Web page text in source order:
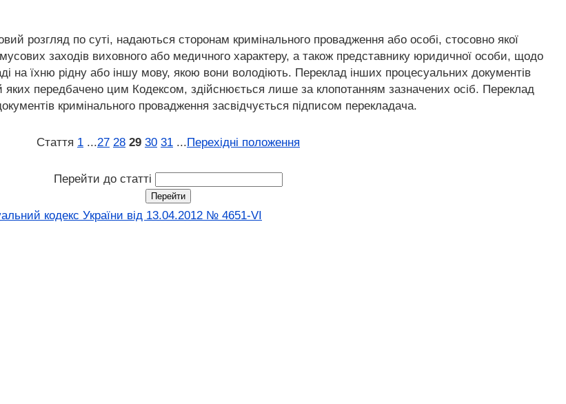
розгляд по суті, надаються сторонам кримінального провадження або особі, стосовно якої
заходів виховного або медичного характеру, а також представнику юридичної особи, щодо
на їхню рідну або іншу мову, якою вони володіють. Переклад інших процесуальних документів
яких передбачено цим Кодексом, здійснюється лише за клопотанням зазначених осіб. Переклад
кримінального провадження засвідчується підписом перекладача.
Стаття 1 ...27 28 29 30 31 ...Перехідні положення
Перейти до статті
кодекс України від 13.04.2012 № 4651-VI